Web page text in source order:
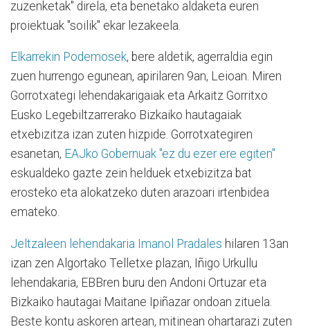
zuzenketak" direla, eta benetako aldaketa euren
proiektuak "soilik" ekar lezakeela.
Elkarrekin Podemosek, bere aldetik, agerraldia egin
zuen hurrengo egunean, apirilaren 9an, Leioan. Miren
Gorrotxategi lehendakarigaiak eta Arkaitz Gorritxo
Eusko Legebiltzarrerako Bizkaiko hautagaiak
etxebizitza izan zuten hizpide. Gorrotxategiren
esanetan, EAJko Gobernuak "ez du ezer ere egiten"
eskualdeko gazte zein helduek etxebizitza bat
erosteko eta alokatzeko duten arazoari irtenbidea
emateko.
Jeltzaleen lehendakaria Imanol Pradales hilaren 13an
izan zen Algortako Telletxe plazan, Iñigo Urkullu
lehendakaria, EBBren buru den Andoni Ortuzar eta
Bizkaiko hautagai Maitane Ipiñazar ondoan zituela.
Beste kontu askoren artean, mitinean ohartarazi zuten